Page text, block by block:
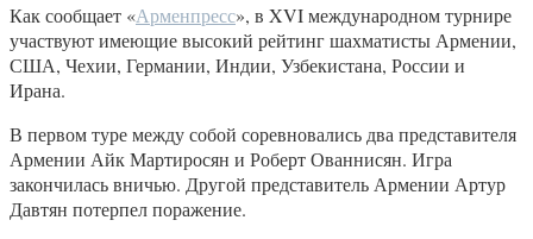
Как сообщает «Арменпресс», в XVI международном турнире
участвуют имеющие высокий рейтинг шахматисты Армении,
США, Чехии, Германии, Индии, Узбекистана, России и
Ирана.
В первом туре между собой соревновались два представителя
Армении Айк Мартиросян и Роберт Ованнисян. Игра
закончилась вничью. Другой представитель Армении Артур
Давтян потерпел поражение.